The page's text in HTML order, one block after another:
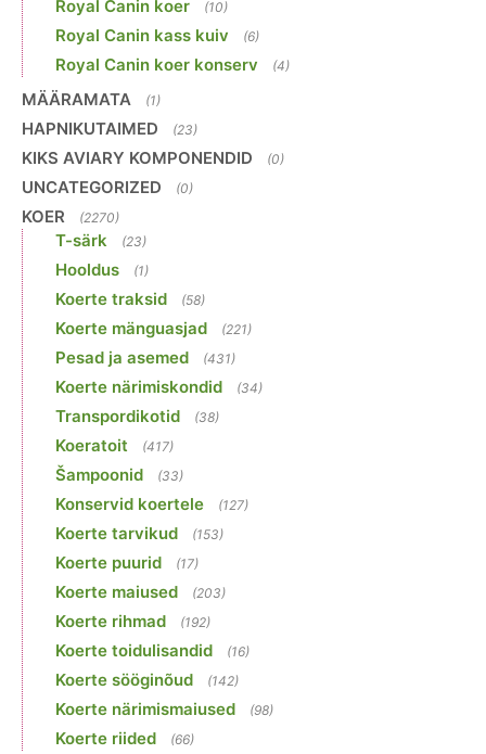
Royal Canin koer (10)
Royal Canin kass kuiv (6)
Royal Canin koer konserv (4)
MÄÄRAMATA (1)
HAPNIKUTAIMED (23)
KIKS AVIARY KOMPONENDID (0)
UNCATEGORIZED (0)
KOER (2270)
T-särk (23)
Hooldus (1)
Koerte traksid (58)
Koerte mänguasjad (221)
Pesad ja asemed (431)
Koerte närimiskondid (34)
Transpordikotid (38)
Koeratoit (417)
Šampoonid (33)
Konservid koertele (127)
Koerte tarvikud (153)
Koerte puurid (17)
Koerte maiused (203)
Koerte rihmad (192)
Koerte toidulisandid (16)
Koerte sööginõud (142)
Koerte närimismaiused (98)
Koerte riided (66)